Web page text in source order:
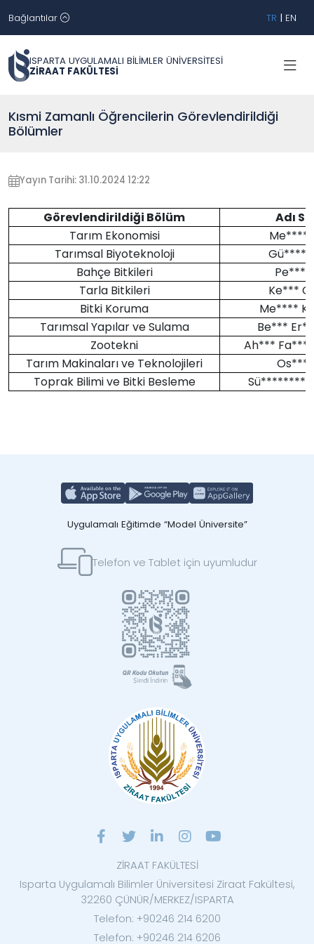
Bağlantılar TR | EN
ISPARTA UYGULAMALI BİLİMLER ÜNİVERSİTESİ
ZİRAAT FAKÜLTESİ
Kısmi Zamanlı Öğrencilerin Görevlendirildiği
Bölümler
Yayın Tarihi: 31.10.2024 12:22
Görevlendirildiği Bölüm
Adı
Tarım Ekonomisi
Me****
Tarımsal Biyoteknoloji
Gü*****
Bahçe Bitkileri
Pe***
Tarla Bitkileri
Ke***
Bitki Koruma
Me****
Tarımsal Yapılar ve Sulama
Be***
Zootekni
Ah*** Fa***
Tarım Makinaları ve Teknolojileri
Os***
Toprak Bilimi ve Bitki Besleme
Sü********
Uygulamalı Eğitimde “Model Üniversite”
Telefon ve Tablet için uyumludur
ZİRAAT FAKÜLTESİ
Isparta Uygulamalı Bilimler Üniversitesi Ziraat Fakültesi,
32260 ÇÜNÜR/MERKEZ/ISPARTA
Telefon: +90246 214 6200
Telefon: +90246 214 6206